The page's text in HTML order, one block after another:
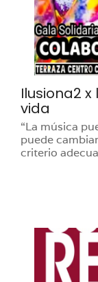
Ilusiona2
vida
“La música
puede
criterio